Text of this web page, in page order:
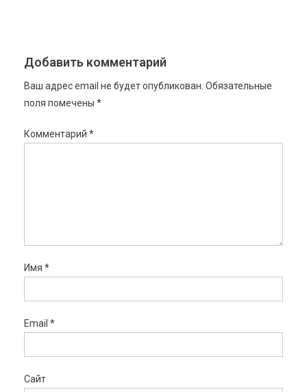
Добавить комментарий
Ваш адрес email не будет опубликован. Обязательные
поля помечены *
Комментарий *
Имя *
Email *
Сайт